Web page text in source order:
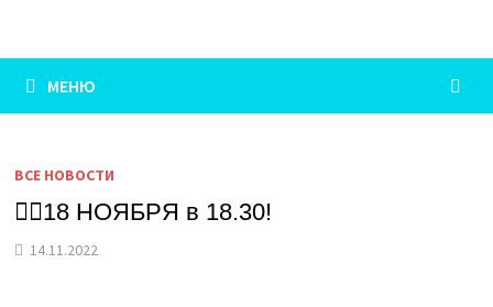
МЕНЮ
ВСЕ НОВОСТИ
☝🏻18 НОЯБРЯ в 18.30!
14.11.2022